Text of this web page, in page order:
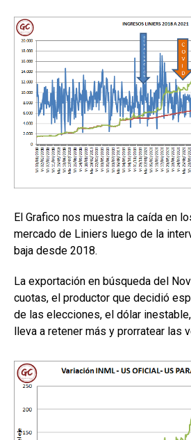
El Grafico nos muestra la caída en
mercado de Liniers luego de la
baja desde 2018.
La exportación en búsqueda del
cuotas, el productor que decidió
de las elecciones, el dólar
lleva a retener más y prorratear las